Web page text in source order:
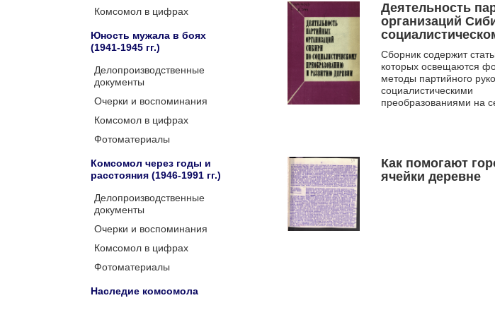
Комсомол в цифрах
Юность мужала в боях
(1941-1945 гг.)
Делопроизводственные
документы
Очерки и воспоминания
Комсомол в цифрах
Фотоматериалы
Комсомол через годы и
расстояния (1946-1991 гг.)
Делопроизводственные
документы
Очерки и воспоминания
Комсомол в цифрах
Фотоматериалы
Наследие комсомола
Деятельность
организаций
преобразованию и
развитию
Сборник содержит
которых освещаются
методы партийного
социалистическими
преобразованиями на
Как помогают
ячейки деревне